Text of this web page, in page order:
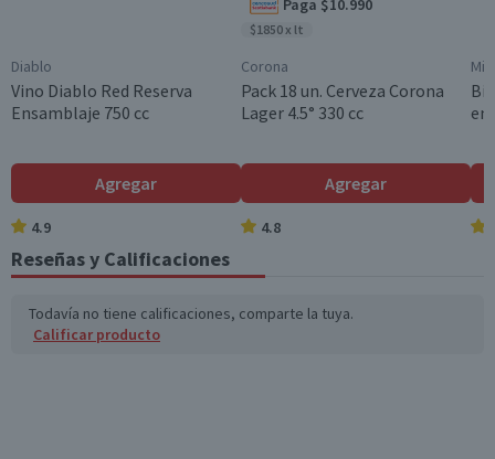
2.9
Diablo
Vino Diablo Red Reserva
Ensamblaje 750 cc
Agregar
4.9
Paga $10.990
$1850 x lt
Corona
Pack 18 un. Cerveza Corona
Lager 4.5° 330 cc
Agregar
4.8
en
Reseñas y Calificaciones
Todavía no tiene calificaciones, comparte la tuya.
Calificar producto